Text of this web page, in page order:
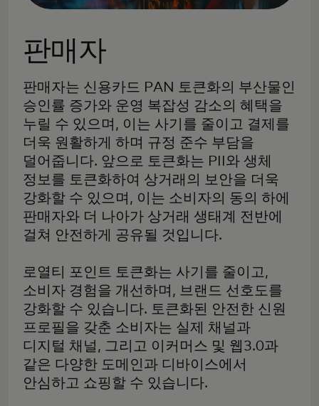
판매자
판매자는 신용카드 PAN 토큰화의 부산물인
승인률 증가와 운영 복잡성 감소의 혜택을
누릴 수 있으며, 이는 사기를 줄이고 결제를
더욱 원활하게 하며 규정 준수 부담을
덜어줍니다. 앞으로 토큰화는 PII와 생체
정보를 토큰화하여 상거래의 보안을 더욱
강화할 수 있으며, 이는 소비자의 동의 하에
판매자와 더 나아가 상거래 생태계 전반에
걸쳐 안전하게 공유될 것입니다.
로열티 포인트 토큰화는 사기를 줄이고,
소비자 경험을 개선하며, 브랜드 선호도를
강화할 수 있습니다. 토큰화된 안전한 신원
프로필을 갖춘 소비자는 실제 채널과
디지털 채널, 그리고 이커머스 및 웹3.0과
같은 다양한 도메인과 디바이스에서
안심하고 쇼핑할 수 있습니다.